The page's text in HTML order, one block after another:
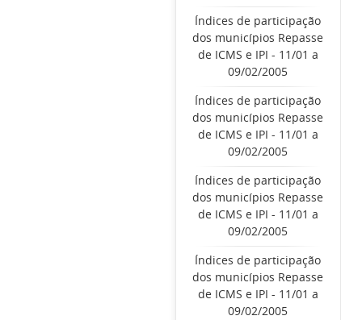
Índices de participação
dos municípios Repasse
de ICMS e IPI - 11/01 a
09/02/2005
Índices de participação
dos municípios Repasse
de ICMS e IPI - 11/01 a
09/02/2005
Índices de participação
dos municípios Repasse
de ICMS e IPI - 11/01 a
09/02/2005
Índices de participação
dos municípios Repasse
de ICMS e IPI - 11/01 a
09/02/2005